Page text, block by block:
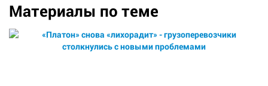
Материалы по теме